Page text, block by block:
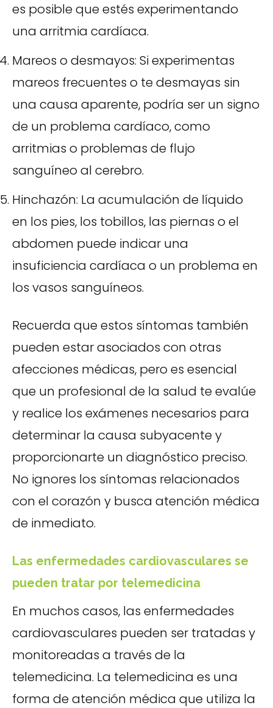
es posible que estés experimentando
una arritmia cardíaca.
Mareos o desmayos: Si experimentas
mareos frecuentes o te desmayas sin
una causa aparente, podría ser un signo
de un problema cardíaco, como
arritmias o problemas de flujo
sanguíneo al cerebro.
Hinchazón: La acumulación de líquido
en los pies, los tobillos, las piernas o el
abdomen puede indicar una
insuficiencia cardíaca o un problema en
los vasos sanguíneos.
Recuerda que estos síntomas también
pueden estar asociados con otras
afecciones médicas, pero es esencial
que un profesional de la salud te evalúe
y realice los exámenes necesarios para
determinar la causa subyacente y
proporcionarte un diagnóstico preciso.
No ignores los síntomas relacionados
con el corazón y busca atención médica
de inmediato.
Las enfermedades cardiovasculares se
pueden tratar por telemedicina
En muchos casos, las enfermedades
cardiovasculares pueden ser tratadas y
monitoreadas a través de la
telemedicina. La telemedicina es una
forma de atención médica que utiliza la